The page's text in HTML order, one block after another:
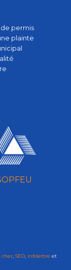
permis
plainte
cher SEO infolettre et